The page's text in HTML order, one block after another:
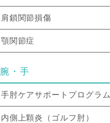
肩鎖関節損傷
顎関節症
腕・手
手肘ケアサポートプログラム
内側上顆炎（ゴルフ肘）